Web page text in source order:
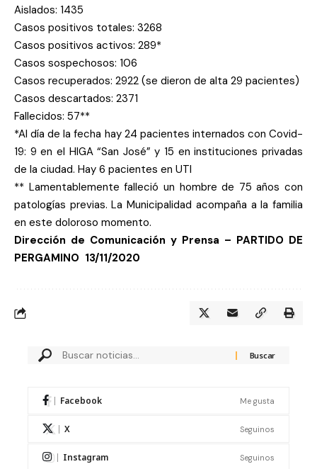
Aislados: 1435
Casos positivos totales: 3268
Casos positivos activos: 289*
Casos sospechosos: 106
Casos recuperados: 2922 (se dieron de alta 29 pacientes)
Casos descartados: 2371
Fallecidos: 57**
*Al día de la fecha hay 24 pacientes internados con Covid-
19: 9 en el HIGA “San José” y 15 en instituciones privadas
de la ciudad. Hay 6 pacientes en UTI
** Lamentablemente falleció un hombre de 75 años con
patologías previas.La Municipalidad acompaña a la familia
en este doloroso momento.
Dirección de Comunicación y Prensa – PARTIDO DE
PERGAMINO 13/11/2020
Facebook Me gusta
X Seguinos
Instagram Seguinos